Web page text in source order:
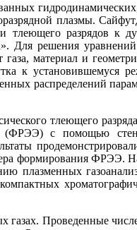
плазмы.
тлеющего разрядов к
Для решения
материал и
к установившемуся
распределений
тлеющего
(ФРЭЭ) с помощью
формирования ФРЭЭ.
плазменных
газах. Проведенные